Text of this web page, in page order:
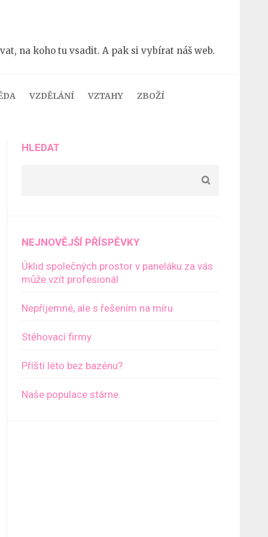
na koho tu vsadit. A pak si vybírat náš web.
VZDĚLÁNÍ VZTAHY ZBOŽÍ
HLEDAT
NEJNOVĚJŠÍ PŘÍSPĚVKY
Úklid společných prostor v paneláku za vás
může vzít profesionál
Nepříjemné, ale s řešením na míru
Stěhovací firmy
Příští léto bez bazénu?
Naše populace stárne.